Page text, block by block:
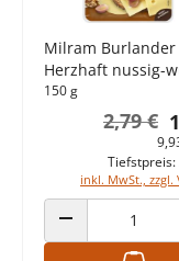
Milram Burlander
Herzhaft nussig-
150 g
2,79 €
inkl. MwSt., zzgl.
ANZAHL